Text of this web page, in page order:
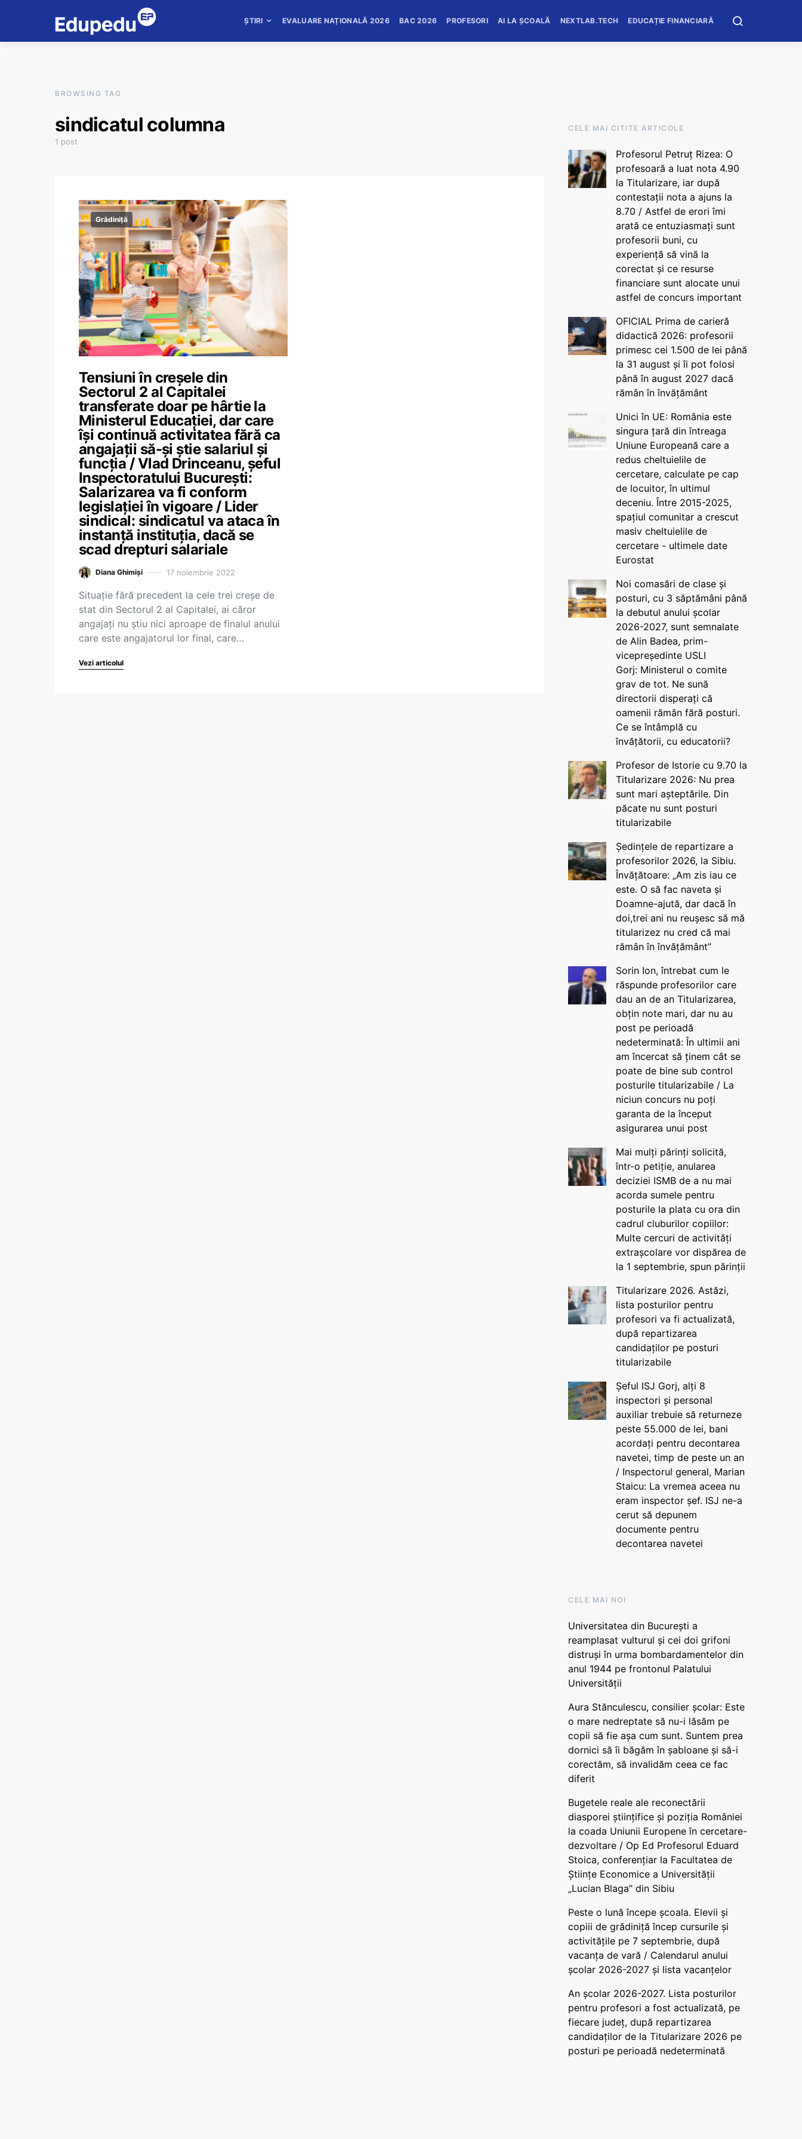
ȘTIRI EVALUARE NAȚIONALĂ 2026 BAC 2026 PROFESORI AI LA ȘCOALĂ NEXTLAB.TECH EDUCAȚIE FINANCIARĂ
BROWSING TAG
sindicatul columna
1 post
Grădiniță
Tensiuni în creșele din
Sectorul 2 al Capitalei
transferate doar pe hârtie la
Ministerul Educației, dar care
își continuă activitatea fără ca
angajații să-și știe salariul și
funcția / Vlad Drinceanu, șeful
Inspectoratului București:
Salarizarea va fi conform
legislației în vigoare / Lider
sindical: sindicatul va ataca în
instanță instituția, dacă se
scad drepturi salariale
Diana Ghimiși 17 noiembrie 2022
Situație fără precedent la cele trei creșe de
stat din Sectorul 2 al Capitalei, ai căror
angajați nu știu nici aproape de finalul anului
care este angajatorul lor final, care…
Vezi articolul
CELE MAI CITITE ARTICOLE
Profesorul Petruț Rizea: O
profesoară a luat nota 4.90
la Titularizare, iar după
contestații nota a ajuns la
8.70 / Astfel de erori îmi
arată ce entuziasmați sunt
profesorii buni, cu
experiență să vină la
corectat și ce resurse
financiare sunt alocate unui
astfel de concurs important
OFICIAL Prima de carieră
didactică 2026: profesorii
primesc cei 1.500 de lei până
la 31 august și îi pot folosi
până în august 2027 dacă
rămân în învățământ
Unici în UE: România este
singura țară din întreaga
Uniune Europeană care a
redus cheltuielile de
cercetare, calculate pe cap
de locuitor, în ultimul
deceniu. Între 2015-2025,
spațiul comunitar a crescut
masiv cheltuielile de
cercetare - ultimele date
Eurostat
Noi comasări de clase și
posturi, cu 3 săptămâni până
la debutul anului școlar
2026-2027, sunt semnalate
de Alin Badea, prim-
vicepreședinte USLI
Gorj: Ministerul o comite
grav de tot. Ne sună
directorii disperați că
oamenii rămân fără posturi.
Ce se întâmplă cu
învățătorii, cu educatorii?
Profesor de Istorie cu 9.70 la
Titularizare 2026: Nu prea
sunt mari așteptările. Din
păcate nu sunt posturi
titularizabile
Ședințele de repartizare a
profesorilor 2026, la Sibiu.
Învățătoare: „Am zis iau ce
este. O să fac naveta și
Doamne-ajută, dar dacă în
doi,trei ani nu reușesc să mă
titularizez nu cred că mai
rămân în învățământ”
Sorin Ion, întrebat cum le
răspunde profesorilor care
dau an de an Titularizarea,
obțin note mari, dar nu au
post pe perioadă
nedeterminată: În ultimii ani
am încercat să ținem cât se
poate de bine sub control
posturile titularizabile / La
niciun concurs nu poți
garanta de la început
asigurarea unui post
Mai mulți părinți solicită,
într-o petiție, anularea
deciziei ISMB de a nu mai
acorda sumele pentru
posturile la plata cu ora din
cadrul cluburilor copiilor:
Multe cercuri de activități
extrașcolare vor dispărea de
la 1 septembrie, spun părinții
Titularizare 2026. Astăzi,
lista posturilor pentru
profesori va fi actualizată,
după repartizarea
candidaților pe posturi
titularizabile
Șeful ISJ Gorj, alți 8
inspectori și personal
auxiliar trebuie să returneze
peste 55.000 de lei, bani
acordați pentru decontarea
navetei, timp de peste un an
/ Inspectorul general, Marian
Staicu: La vremea aceea nu
eram inspector șef. ISJ ne-a
cerut să depunem
documente pentru
decontarea navetei
CELE MAI NOI
Universitatea din București a
reamplasat vulturul și cei doi grifoni
distruși în urma bombardamentelor din
anul 1944 pe frontonul Palatului
Universității
Aura Stănculescu, consilier școlar: Este
o mare nedreptate să nu-i lăsăm pe
copii să fie așa cum sunt. Suntem prea
dornici să îi băgăm în șabloane și să-i
corectăm, să invalidăm ceea ce fac
diferit
Bugetele reale ale reconectării
diasporei științifice și poziția României
la coada Uniunii Europene în cercetare-
dezvoltare / Op Ed Profesorul Eduard
Stoica, conferențiar la Facultatea de
Științe Economice a Universității
„Lucian Blaga” din Sibiu
Peste o lună începe școala. Elevii și
copiii de grădiniță încep cursurile și
activitățile pe 7 septembrie, după
vacanța de vară / Calendarul anului
școlar 2026-2027 și lista vacanțelor
An școlar 2026-2027. Lista posturilor
pentru profesori a fost actualizată, pe
fiecare județ, după repartizarea
candidaților de la Titularizare 2026 pe
posturi pe perioadă nedeterminată